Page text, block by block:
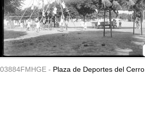
03884FMHGE - Plaza de Deportes del Cerro.